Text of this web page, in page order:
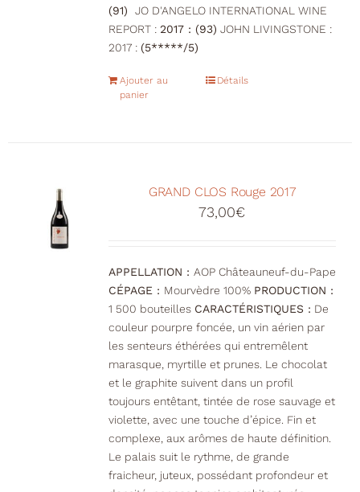
(91)
JO D'ANGELO INTERNATIONAL WINE
REPORT : 2017 : (93) JOHN LIVINGSTONE :
2017 : (5*****/5)
Ajouter au
panier
Détails
GRAND CLOS Rouge 2017
73,00€
APPELLATION : AOP Châteauneuf-du-Pape
CÉPAGE : Mourvèdre 100% PRODUCTION :
1 500 bouteilles CARACTÉRISTIQUES : De
couleur pourpre foncée, un vin aérien par
les senteurs éthérées qui entremêlent
marasque, myrtille et prunes. Le chocolat
et le graphite suivent dans un profil
toujours entêtant, tintée de rose sauvage et
violette, avec une touche d’épice. Fin et
complexe, aux arômes de haute définition.
Le palais suit le rythme, de grande
fraicheur, juteux, possédant profondeur et